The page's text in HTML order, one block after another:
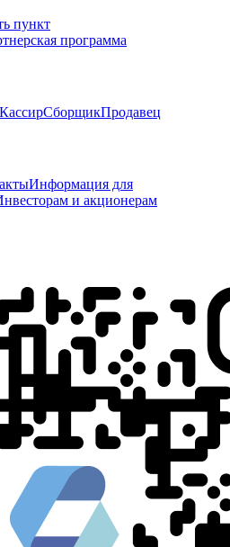
пункт
программа
КассирСборщикПродавец
Информация для
и акционерам